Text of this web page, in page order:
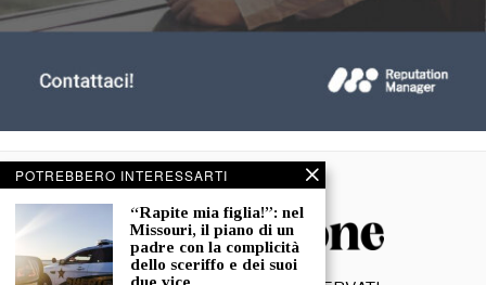
POTREBBERO INTERESSARTI
“Rapite mia figlia!”: nel
Missouri, il piano di un
padre con la complicità
dello sceriffo e dei suoi